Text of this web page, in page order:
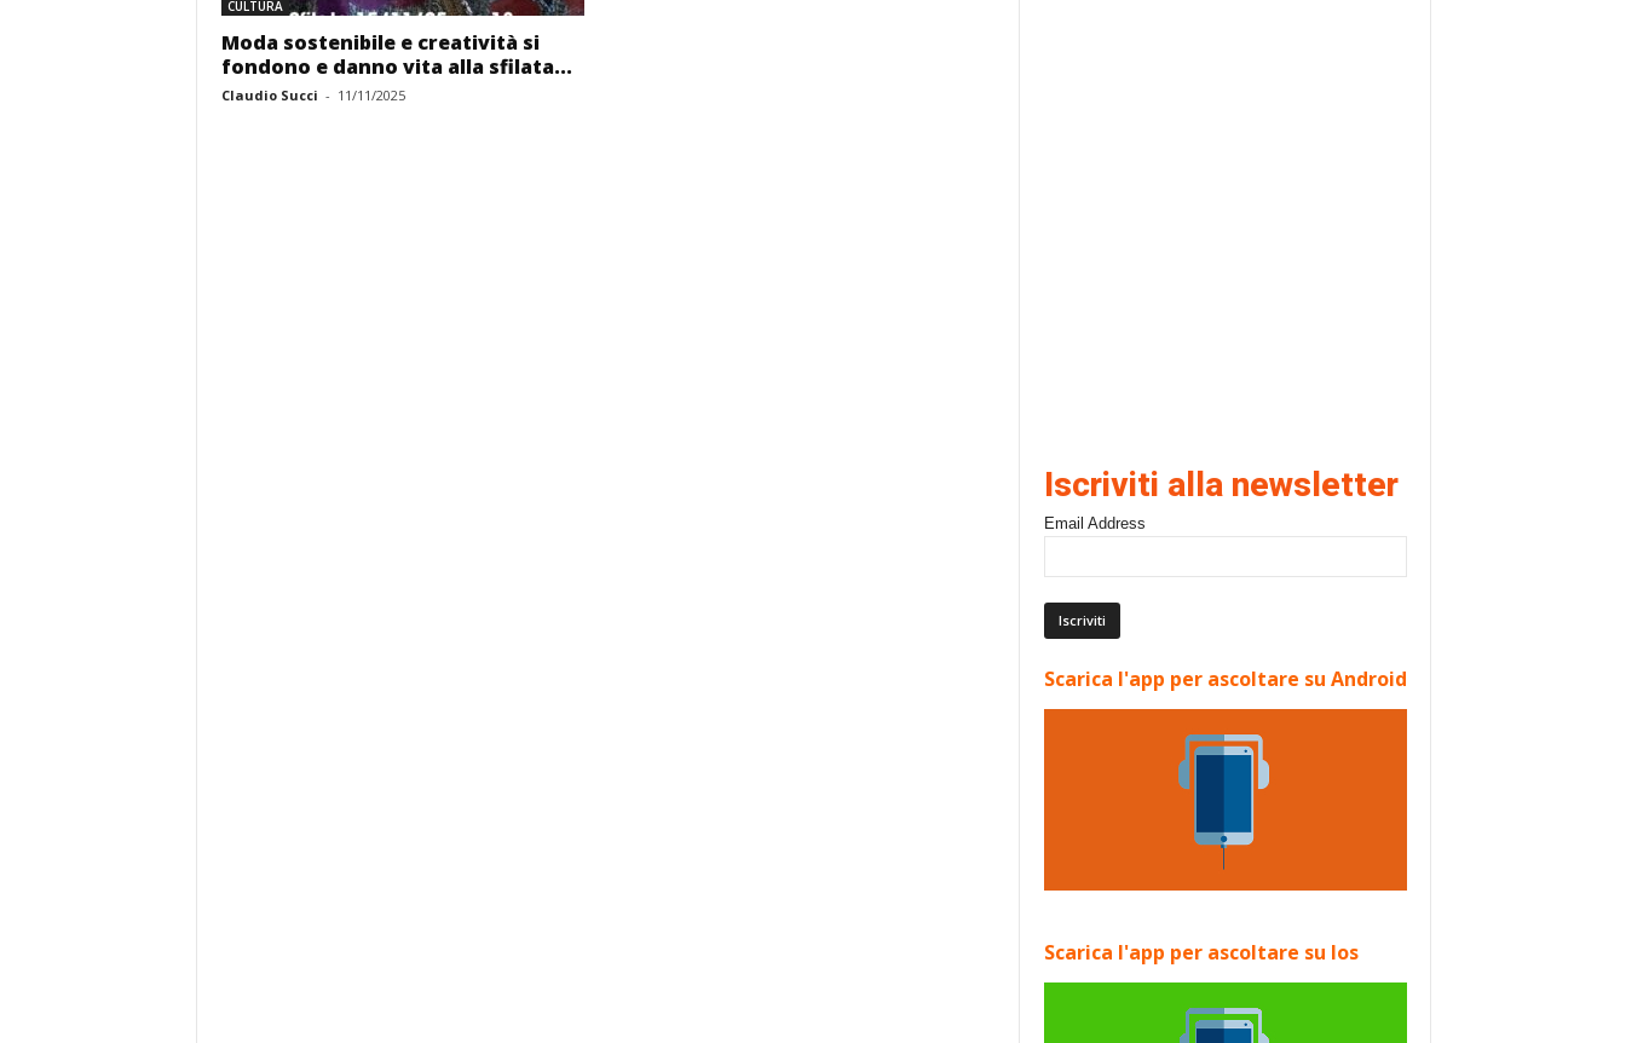
CULTURA
Moda sostenibile e creatività si
fondono e danno vita alla sfilata...
Claudio Succi - 11/11/2025
Iscriviti alla newsletter
Email Address
Scarica l'app per ascoltare su Android
Scarica l'app per ascoltare su Ios